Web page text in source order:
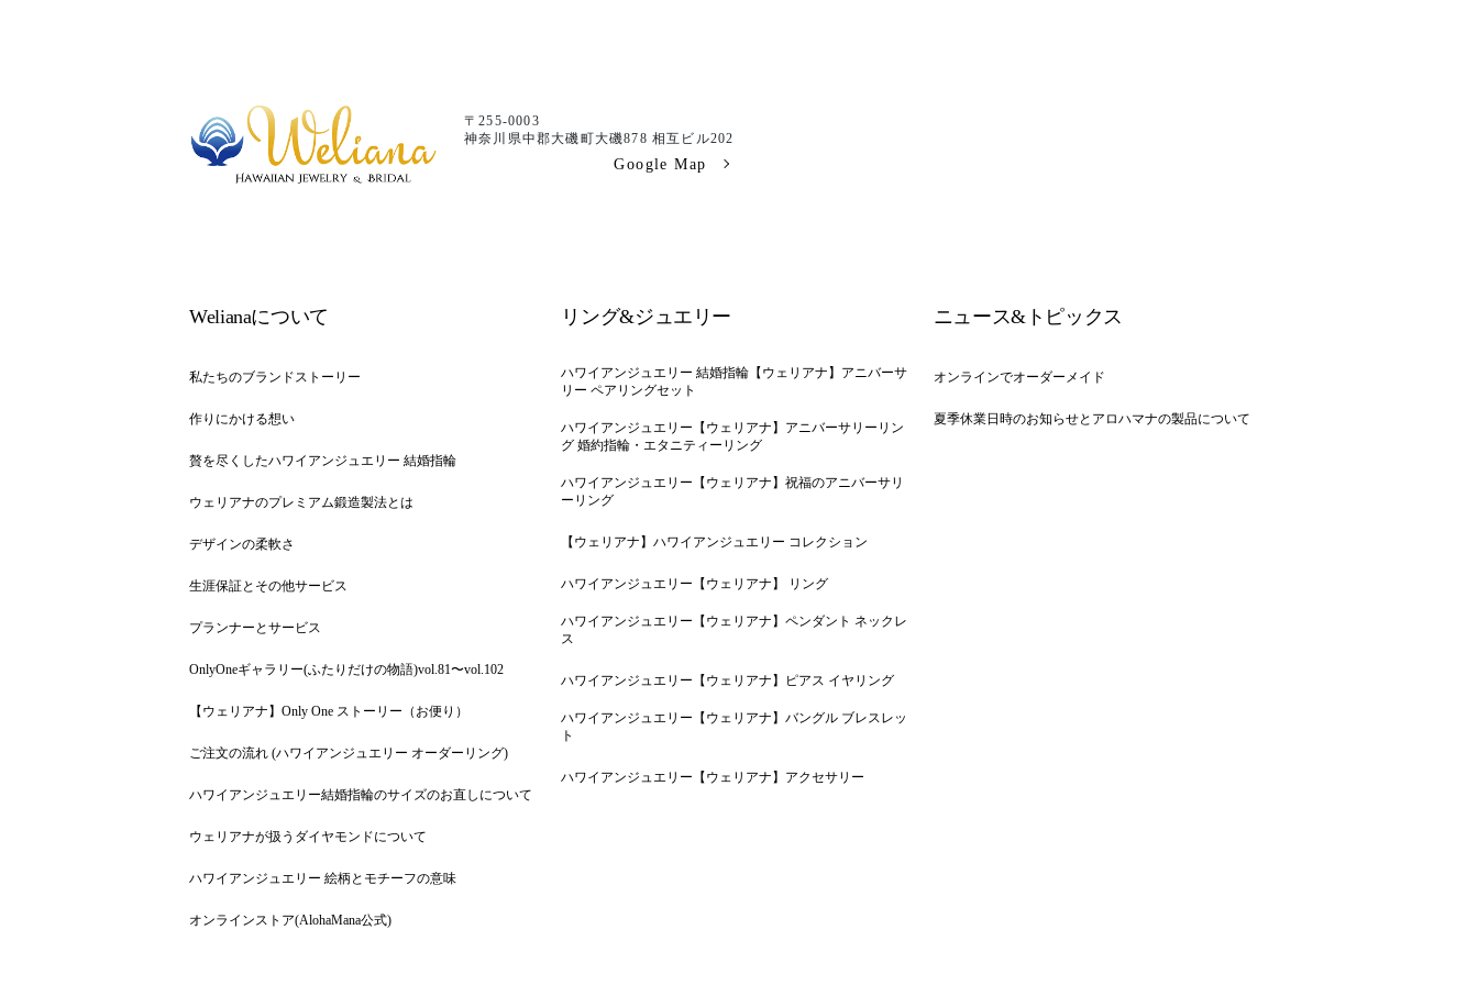
〒255-0003
神奈川県中郡大磯町大磯878 相互ビル202
Google Map
Welianaについて
私たちのブランドストーリー
作りにかける想い
贅を尽くしたハワイアンジュエリー 結婚指輪
ウェリアナのプレミアム鍛造製法とは
デザインの柔軟さ
生涯保証とその他サービス
プランナーとサービス
OnlyOneギャラリー(ふたりだけの物語)vol.81〜vol.102
【ウェリアナ】Only One ストーリー（お便り）
ご注文の流れ (ハワイアンジュエリー オーダーリング)
ハワイアンジュエリー結婚指輪のサイズのお直しについて
ウェリアナが扱うダイヤモンドについて
ハワイアンジュエリー 絵柄とモチーフの意味
オンラインストア(AlohaMana公式)
リング&ジュエリー
ハワイアンジュエリー 結婚指輪【ウェリアナ】アニバーサ
リー ペアリングセット
ハワイアンジュエリー【ウェリアナ】アニバーサリーリン
グ 婚約指輪・エタニティーリング
ハワイアンジュエリー【ウェリアナ】祝福のアニバーサリ
ーリング
【ウェリアナ】ハワイアンジュエリー コレクション
ハワイアンジュエリー【ウェリアナ】 リング
ハワイアンジュエリー【ウェリアナ】ペンダント ネックレ
ス
ハワイアンジュエリー【ウェリアナ】ピアス イヤリング
ハワイアンジュエリー【ウェリアナ】バングル ブレスレッ
ト
ハワイアンジュエリー【ウェリアナ】アクセサリー
ニュース&トピックス
オンラインでオーダーメイド
夏季休業日時のお知らせとアロハマナの製品について